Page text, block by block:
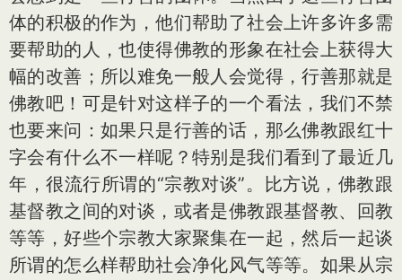
体的积极的作为，他们帮助了社会上许多许多需
要帮助的人，也使得佛教的形象在社会上获得大
幅的改善；所以难免一般人会觉得，行善那就是
佛教吧！可是针对这样子的一个看法，我们不禁
也要来问：如果只是行善的话，那么佛教跟红十
字会有什么不一样呢？特别是我们看到了最近几
年，很流行所谓的“宗教对谈”。比方说，佛教跟
基督教之间的对谈，或者是佛教跟基督教、回教
等等，好些个宗教大家聚集在一起，然后一起谈
所谓的怎么样帮助社会净化风气等等。如果从宗